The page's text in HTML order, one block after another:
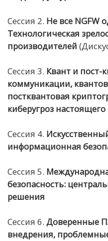
Сессия 2. Не все NGFW
Технологическая
производителей
Сессия 3. Квант и пост-
коммуникации,
постквантовая
киберугроз настоящего
Сессия 4.
информационная
Сессия 5.
безопасность:
решения
Сессия 6. Доверенные
внедрения,